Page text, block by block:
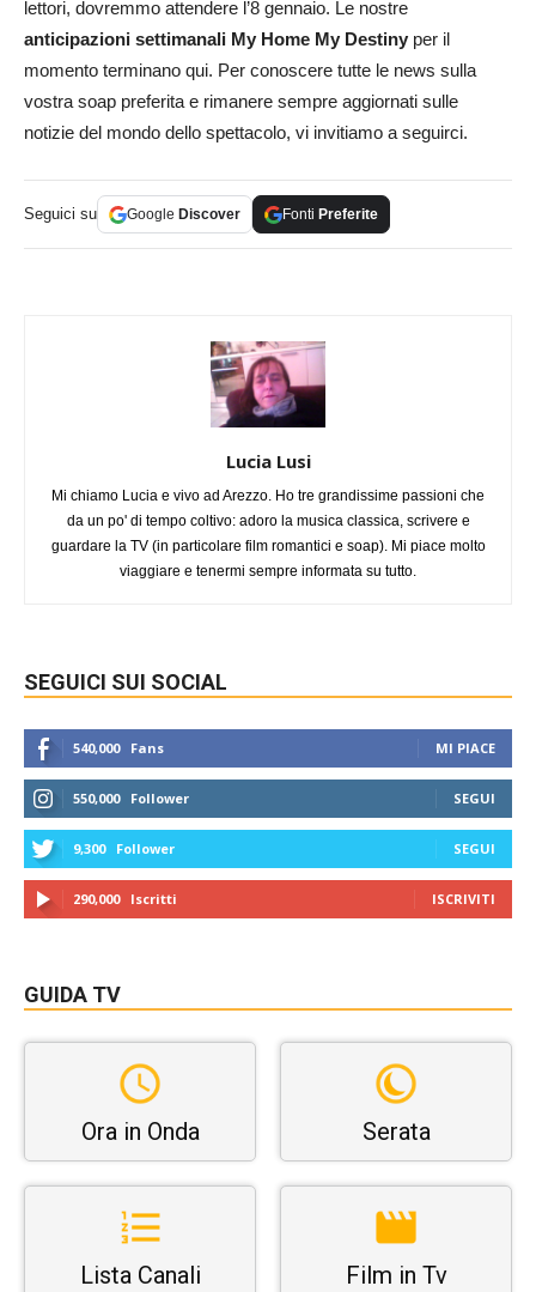
lettori, dovremmo attendere l’8 gennaio. Le nostre
anticipazioni settimanali My Home My Destiny per il
momento terminano qui. Per conoscere tutte le news sulla
vostra soap preferita e rimanere sempre aggiornati sulle
notizie del mondo dello spettacolo, vi invitiamo a seguirci.
Seguici su Google Discover Fonti Preferite
Lucia Lusi
Mi chiamo Lucia e vivo ad Arezzo. Ho tre grandissime passioni che
da un po' di tempo coltivo: adoro la musica classica, scrivere e
guardare la TV (in particolare film romantici e soap). Mi piace molto
viaggiare e tenermi sempre informata su tutto.
SEGUICI SUI SOCIAL
540,000 Fans MI PIACE
550,000 Follower SEGUI
9,300 Follower SEGUI
290,000 Iscritti ISCRIVITI
GUIDA TV
Ora in Onda Serata
Lista Canali Film in Tv